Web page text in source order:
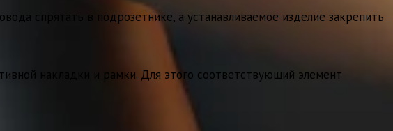
спрятать в подрозетнике, а устанавливаемое изделие закрепить
накладки и рамки. Для этого соответствующий элемент